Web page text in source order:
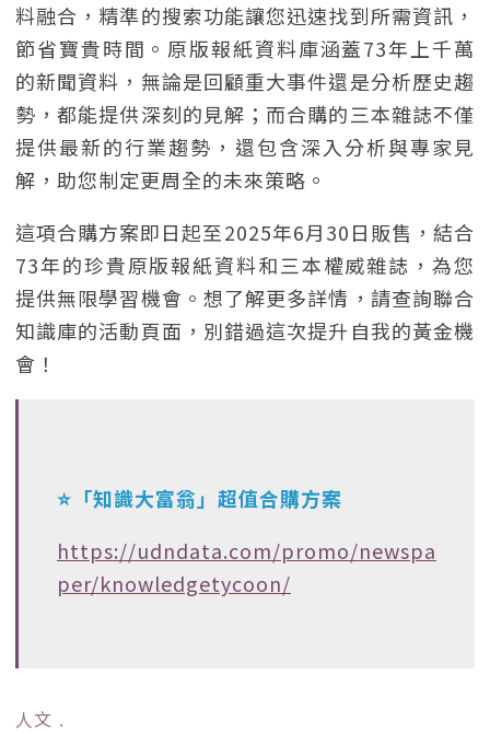
料融合，精準的搜索功能讓您迅速找到所需資訊，
節省寶貴時間。原版報紙資料庫涵蓋73年上千萬
的新聞資料，無論是回顧重大事件還是分析歷史趨
勢，都能提供深刻的見解；而合購的三本雜誌不僅
提供最新的行業趨勢，還包含深入分析與專家見
解，助您制定更周全的未來策略。
這項合購方案即日起至2025年6月30日販售，結合
73年的珍貴原版報紙資料和三本權威雜誌，為您
提供無限學習機會。想了解更多詳情，請查詢聯合
知識庫的活動頁面，別錯過這次提升自我的黃金機
會！
⭐「知識大富翁」超值合購方案
https://udndata.com/promo/newspa
per/knowledgetycoon/
人文 ﹒